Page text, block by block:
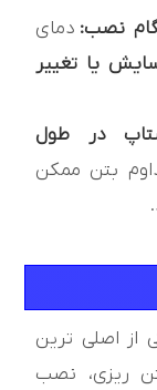
نصب: دمای
یا تغییر
در طول
بتن ممکن
از اصلی ترین
ریزی، نصب